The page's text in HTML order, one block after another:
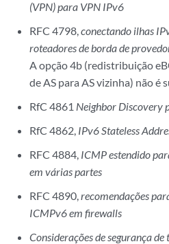
(VPN) para VPN IPv6
RFC 4798,conectando ilhas
roteadores de borda de
A opção 4b (redistribuição
de AS para AS vizinha) não é
RfC 4861 Neighbor Discovery
RfC 4862, IPv6 Stateless
RFC 4884, ICMP estendido
em várias partes
RFC 4890,recomendações
ICMPv6 em firewalls
Considerações de segurança